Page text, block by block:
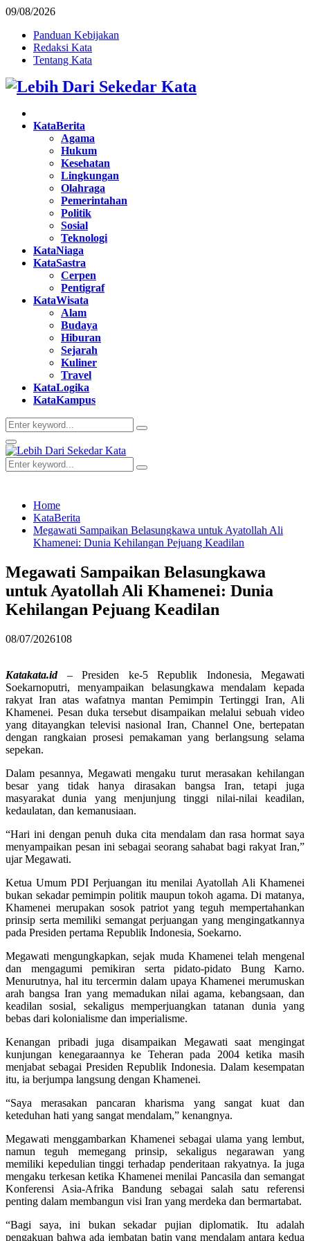
09/08/2026
Panduan Kebijakan
Redaksi Kata
Tentang Kata
Facebook
Twitter
Instagram
Pinterest
Youtube
KataBerita
Agama
Hukum
Kesehatan
Lingkungan
Olahraga
Pemerintahan
Politik
Sosial
Teknologi
KataNiaga
KataSastra
Cerpen
Pentigraf
KataWisata
Alam
Budaya
Hiburan
Sejarah
Kuliner
Travel
KataLogika
KataKampus
Search
for:
Search
Primary
Menu
Search
for:
Search
Home
KataBerita
Megawati Sampaikan Belasungkawa untuk Ayatollah Ali
Khamenei: Dunia Kehilangan Pejuang Keadilan
Megawati Sampaikan Belasungkawa
untuk Ayatollah Ali Khamenei: Dunia
Kehilangan Pejuang Keadilan
08/07/2026108
Katakata.id– Presiden ke-5 Republik Indonesia, Megawati
Soekarnoputri, menyampaikan belasungkawa mendalam kepada
rakyat Iran atas wafatnya mantan Pemimpin Tertinggi Iran, Ali
Khamenei. Pesan duka tersebut disampaikan melalui sebuah video
yang ditayangkan televisi nasional Iran, Channel One, bertepatan
dengan rangkaian prosesi pemakaman yang berlangsung selama
sepekan.
Dalam pesannya, Megawati mengaku turut merasakan kehilangan
besar yang tidak hanya dirasakan bangsa Iran, tetapi juga
masyarakat dunia yang menjunjung tinggi nilai-nilai keadilan,
kedaulatan, dan kemanusiaan.
“Hari ini dengan penuh duka cita mendalam dan rasa hormat saya
menyampaikan pesan ini sebagai seorang sahabat bagi rakyat Iran,”
ujar Megawati.
Ketua Umum PDI Perjuangan itu menilai Ayatollah Ali Khamenei
bukan sekadar pemimpin politik maupun tokoh agama. Di matanya,
Khamenei merupakan sosok patriot yang teguh mempertahankan
prinsip serta memiliki semangat perjuangan yang mengingatkannya
pada Presiden pertama Republik Indonesia, Soekarno.
Megawati mengungkapkan, sejak muda Khamenei telah mengenal
dan mengagumi pemikiran serta pidato-pidato Bung Karno.
Menurutnya, hal itu tercermin dalam upaya Khamenei merumuskan
arah bangsa Iran yang memadukan nilai agama, kebangsaan, dan
keadilan sosial, sekaligus memperjuangkan tatanan dunia yang
bebas dari kolonialisme dan imperialisme.
Kenangan pribadi juga disampaikan Megawati saat mengingat
kunjungan kenegaraannya ke Teheran pada 2004 ketika masih
menjabat sebagai Presiden Republik Indonesia. Dalam kesempatan
itu, ia berjumpa langsung dengan Khamenei.
“Saya merasakan pancaran kharisma yang sangat kuat dan
keteduhan hati yang sangat mendalam,” kenangnya.
Megawati menggambarkan Khamenei sebagai ulama yang lembut,
namun teguh memegang prinsip, sekaligus negarawan yang
memiliki kepedulian tinggi terhadap penderitaan rakyatnya. Ia juga
mengaku terkesan ketika Khamenei menilai Pancasila dan semangat
Konferensi Asia-Afrika Bandung sebagai salah satu referensi
penting dalam membangun visi Iran yang merdeka dan bermartabat.
“Bagi saya, ini bukan sekadar pujian diplomatik. Itu adalah
pengakuan bahwa ada jembatan batin yang mendalam antara kedua